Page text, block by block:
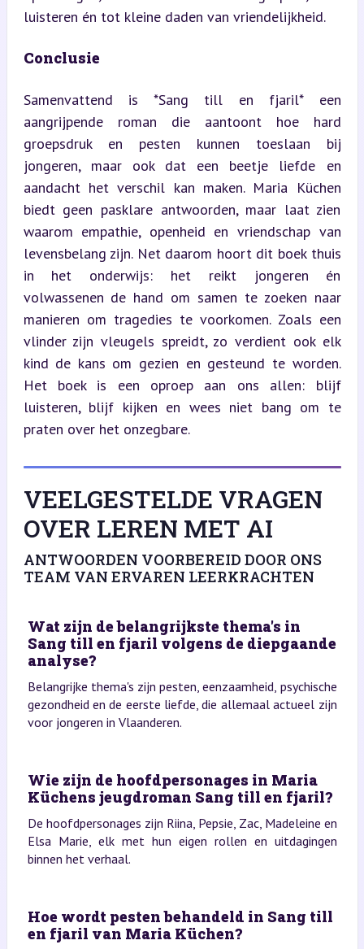
luisteren én tot kleine daden van vriendelijkheid.
Conclusie
Samenvattend is *Sang till en fjaril* een
aangrijpende roman die aantoont hoe hard
groepsdruk en pesten kunnen toeslaan bij
jongeren, maar ook dat een beetje liefde en
aandacht het verschil kan maken. Maria Küchen
biedt geen pasklare antwoorden, maar laat zien
waarom empathie, openheid en vriendschap van
levensbelang zijn. Net daarom hoort dit boek thuis
in het onderwijs: het reikt jongeren én
volwassenen de hand om samen te zoeken naar
manieren om tragedies te voorkomen. Zoals een
vlinder zijn vleugels spreidt, zo verdient ook elk
kind de kans om gezien en gesteund te worden.
Het boek is een oproep aan ons allen: blijf
luisteren, blijf kijken en wees niet bang om te
praten over het onzegbare.
VEELGESTELDE VRAGEN
OVER LEREN MET AI
ANTWOORDEN VOORBEREID DOOR ONS
TEAM VAN ERVAREN LEERKRACHTEN
Wat zijn de belangrijkste thema's in
Sang till en fjaril volgens de diepgaande
analyse?
Belangrijke thema's zijn pesten, eenzaamheid, psychische
gezondheid en de eerste liefde, die allemaal actueel zijn
voor jongeren in Vlaanderen.
Wie zijn de hoofdpersonages in Maria
Küchens jeugdroman Sang till en fjaril?
De hoofdpersonages zijn Riina, Pepsie, Zac, Madeleine en
Elsa Marie, elk met hun eigen rollen en uitdagingen
binnen het verhaal.
Hoe wordt pesten behandeld in Sang till
en fjaril van Maria Küchen?